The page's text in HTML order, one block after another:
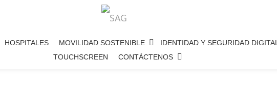
HOSPITALES MOVILIDAD SOSTENIBLE IDENTIDAD Y SEGURIDAD DIGITAL
TOUCHSCREEN
CONTÁCTENOS